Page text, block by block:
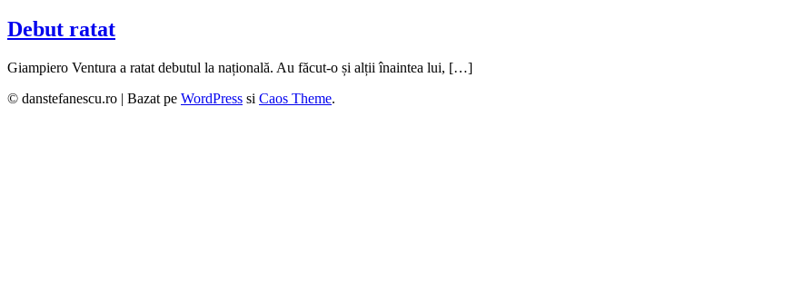
Debut ratat
Giampiero Ventura a ratat debutul la națională. Au făcut-o și alții înaintea lui, […]
© danstefanescu.ro | Bazat pe WordPress si Caos Theme.